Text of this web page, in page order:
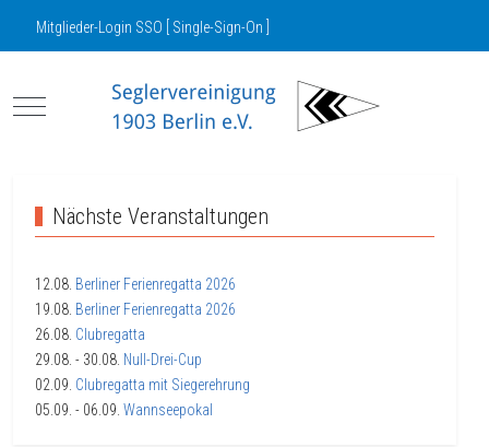
Mitglieder-Login SSO [ Single-Sign-On ]
Mobile Menu Toggle
Nächste Veranstaltungen
12.08. Berliner Ferienregatta 2026
19.08. Berliner Ferienregatta 2026
26.08. Clubregatta
29.08. - 30.08. Null-Drei-Cup
02.09. Clubregatta mit Siegerehrung
05.09. - 06.09. Wannseepokal